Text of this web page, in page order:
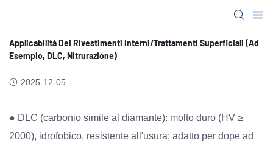
Applicabilità Dei Rivestimenti Interni/trattamenti Superficiali (ad
Esempio, DLC, Nitrurazione)
2025-12-05
● DLC (carbonio simile al diamante): molto duro (HV ≥
2000), idrofobico, resistente all'usura; adatto per dope ad